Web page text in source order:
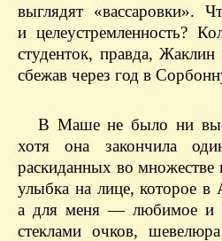
выглядят «вассаровки».
и целеустремленность?
студенток, правда,
сбежав через год в
В Маше не было ни
хотя она закончила
раскиданных во
улыбка на лице, которое в
а для меня — любимое и
стеклами очков,